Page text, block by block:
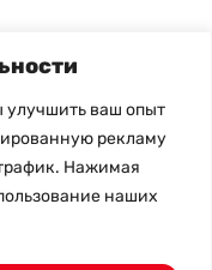
улучшить ваш опыт
рекламу
Нажимая
наших
офертой и